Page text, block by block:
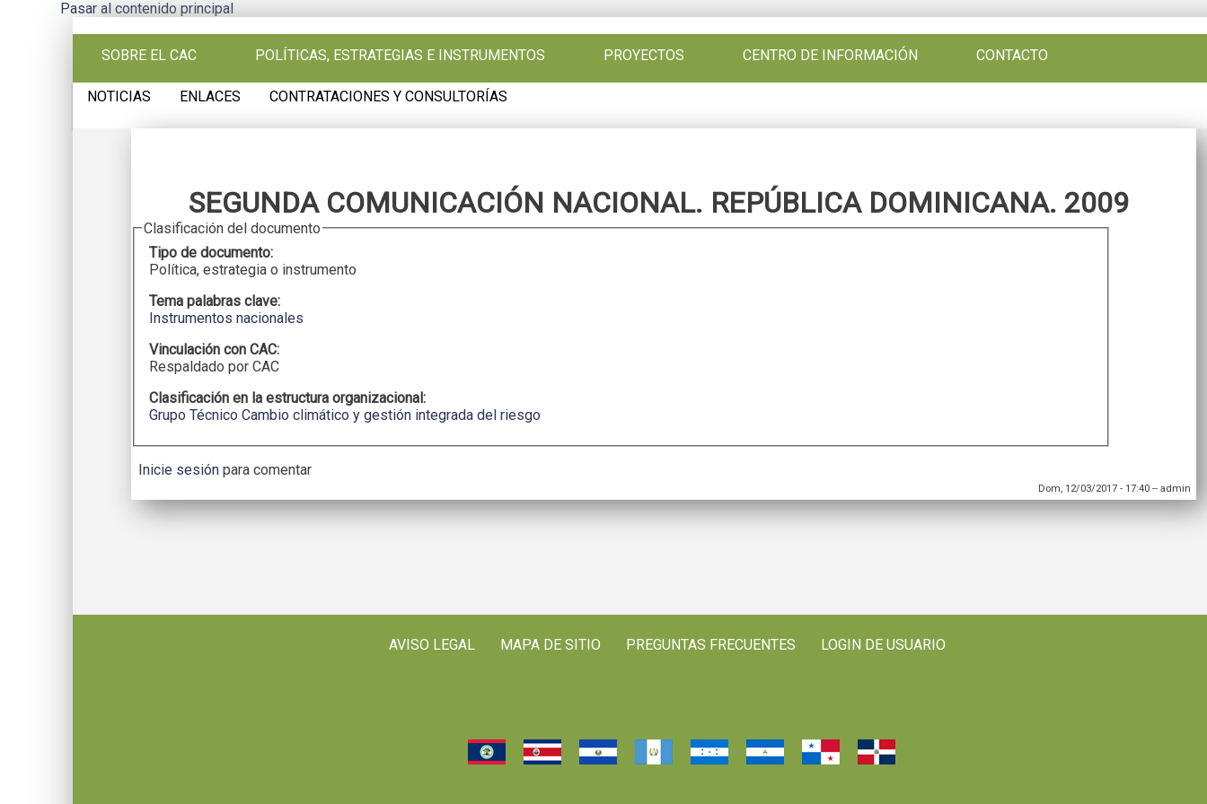
Pasar al contenido principal
SOBRE EL CAC POLÍTICAS, ESTRATEGIAS E INSTRUMENTOS PROYECTOS CENTRO DE INFORMACIÓN CONTACTO
NOTICIAS ENLACES CONTRATACIONES Y CONSULTORÍAS
SEGUNDA COMUNICACIÓN NACIONAL. REPÚBLICA DOMINICANA. 2009
Clasificación del documento
Tipo de documento:
Política, estrategia o instrumento
Tema palabras clave:
Instrumentos nacionales
Vinculación con CAC:
Respaldado por CAC
Clasificación en la estructura organizacional:
Grupo Técnico Cambio climático y gestión integrada del riesgo
Inicie sesión para comentar
Dom, 12/03/2017 - 17:40 --admin
AVISO LEGAL MAPA DE SITIO PREGUNTAS FRECUENTES LOGIN DE USUARIO